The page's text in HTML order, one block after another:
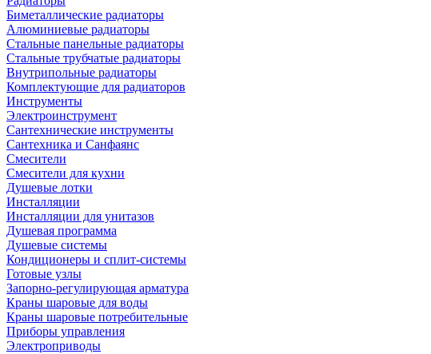
Биметаллические радиаторы
Алюминиевые радиаторы
Стальные панельные радиаторы
Стальные трубчатые радиаторы
Внутрипольные радиаторы
Комплектующие для радиаторов
Инструменты
Электроинструмент
Сантехнические инструменты
Сантехника и Санфаянс
Смесители
Смесители для кухни
Душевые лотки
Инсталляции
Инсталляции для унитазов
Душевая программа
Душевые системы
Кондиционеры и сплит-системы
Готовые узлы
Запорно-регулирующая арматура
Краны шаровые для воды
Краны шаровые потребительные
Приборы управления
Электроприводы